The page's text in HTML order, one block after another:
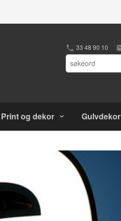
33 48 90 10
Print og dekor Gulvdekor